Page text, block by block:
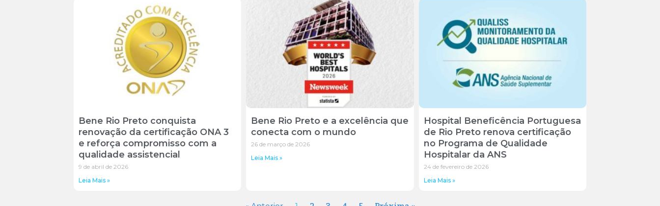
Bene Rio Preto conquista
renovação da certificação ONA 3
e reforça compromisso com a
qualidade assistencial
9 de abril de 2026
Leia Mais »
Bene Rio Preto e a excelência que
conecta com o mundo
26 de março de 2026
Leia Mais »
Hospital Beneficência Portuguesa
de Rio Preto renova certificação
no Programa de Qualidade
Hospitalar da ANS
24 de fevereiro de 2026
Leia Mais »